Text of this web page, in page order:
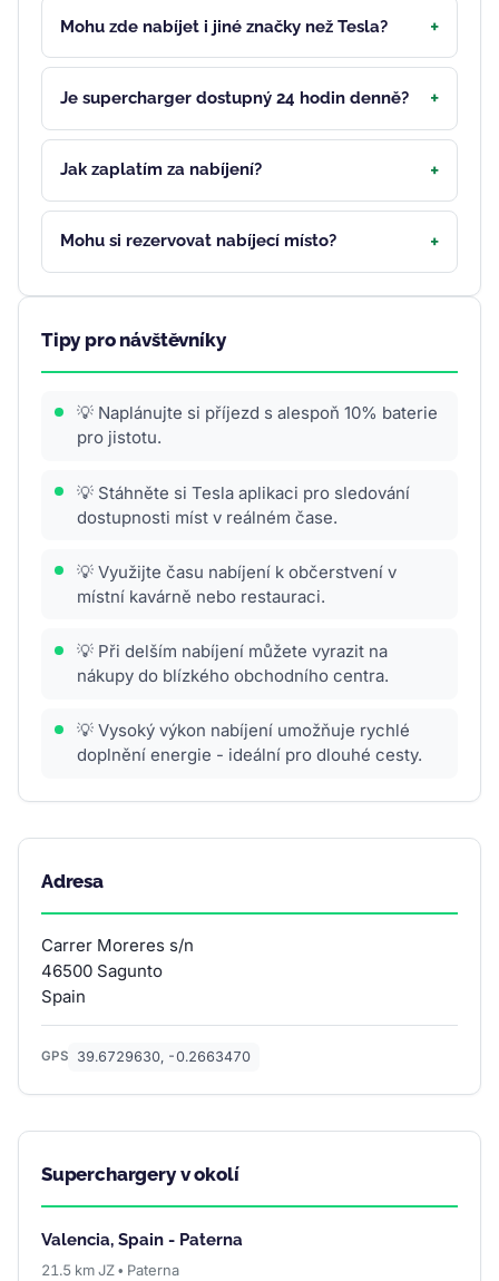
Mohu zde nabíjet i jiné značky než Tesla?
Je supercharger dostupný 24 hodin denně?
Jak zaplatím za nabíjení?
Mohu si rezervovat nabíjecí místo?
Tipy pro návštěvníky
💡 Naplánujte si příjezd s alespoň 10% baterie
pro jistotu.
💡 Stáhněte si Tesla aplikaci pro sledování
dostupnosti míst v reálném čase.
💡 Využijte času nabíjení k občerstvení v
místní kavárně nebo restauraci.
💡 Při delším nabíjení můžete vyrazit na
nákupy do blízkého obchodního centra.
💡 Vysoký výkon nabíjení umožňuje rychlé
doplnění energie - ideální pro dlouhé cesty.
Adresa
Carrer Moreres s/n
46500 Sagunto
Spain
GPS 39.6729630, -0.2663470
Superchargery v okolí
Valencia, Spain - Paterna
21.5 km JZ • Paterna